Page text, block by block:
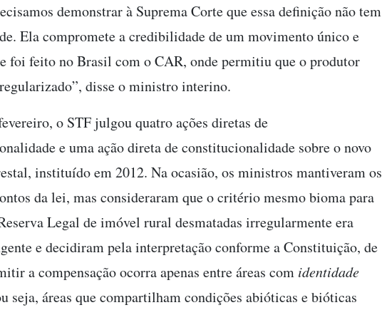
demonstrar à Suprema Corte que essa definição não tem
Ela compromete a credibilidade de um movimento único e
foi feito no Brasil com o CAR, onde permitiu que o produtor
disse o ministro interino.
o STF julgou quatro ações diretas de
e uma ação direta de constitucionalidade sobre o novo
instituído em 2012. Na ocasião, os ministros mantiveram os
da lei, mas consideraram que o critério mesmo bioma para
Legal de imóvel rural desmatadas irregularmente era
e decidiram pela interpretação conforme a Constituição, de
a compensação ocorra apenas entre áreas com identidade
seja, áreas que compartilham condições abióticas e bióticas